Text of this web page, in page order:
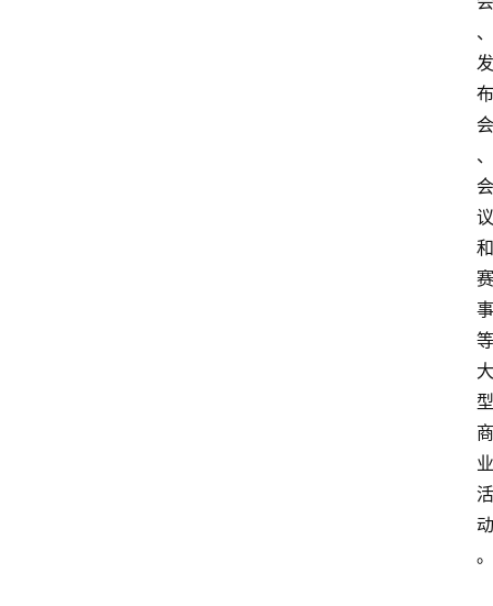
、
发
布
会
、
会
议
和
赛
事
等
大
型
商
业
活
动
。